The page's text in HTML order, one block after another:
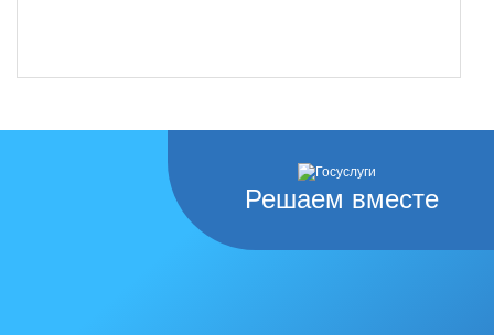
Решаем вместе